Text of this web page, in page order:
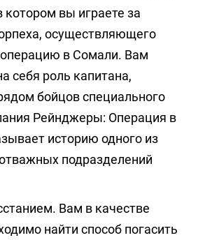
котором вы играете за
осуществляющего
в Сомали. Вам
себя роль капитана,
бойцов специального
Рейнджеры: Операция в
историю одного из
подразделений
Вам в качестве
найти способ погасить